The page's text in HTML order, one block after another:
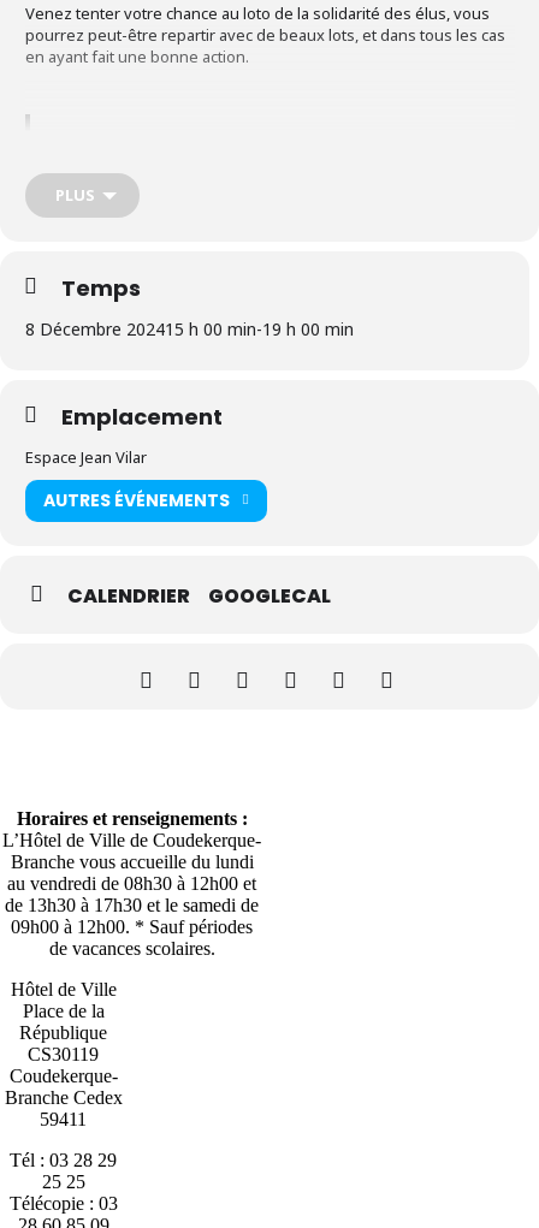
Venez tenter votre chance au loto de la solidarité des élus, vous
pourrez peut-être repartir avec de beaux lots, et dans tous les cas
en ayant fait une bonne action.
Les élus ont acheté les lots personnellement (bons d’achat, télé
soi
(qui soutient le petit Sacha, un petit garçon de 6 ans polyhandicapé et
atteint de malvoyance).
Venez tenter votre chance au loto de la solidarité des élus, vous
PLUS
Temps
8 Décembre 202415 h 00 min-19 h 00 min
Emplacement
Espace Jean Vilar
AUTRES ÉVÉNEMENTS
CALENDRIER GOOGLECAL
Horaires et renseignements :
L’Hôtel de Ville de Coudekerque-
Branche vous accueille du lundi
au vendredi de 08h30 à 12h00 et
de 13h30 à 17h30 et le samedi de
09h00 à 12h00. * Sauf périodes
de vacances scolaires.
Hôtel de Ville
Place de la
République
CS30119
Coudekerque-
Branche Cedex
59411
Tél : 03 28 29
25 25
Télécopie : 03